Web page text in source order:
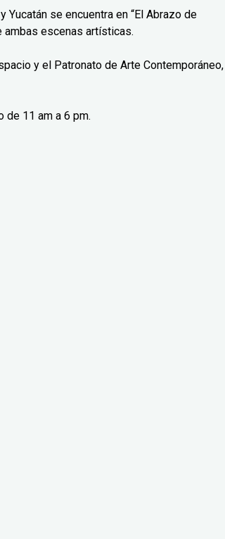
Yucatán se encuentra en “El Abrazo de
ambas escenas artísticas.
y el Patronato de Arte Contemporáneo,
de 11 am a 6 pm.